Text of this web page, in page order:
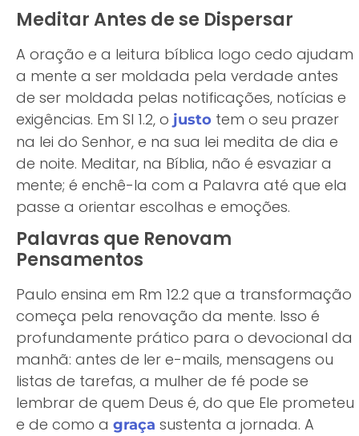
Meditar Antes de se Dispersar
A oração e a leitura bíblica logo cedo ajudam
a mente a ser moldada pela verdade antes
de ser moldada pelas notificações, notícias e
exigências. Em Sl 1.2, o justo tem o seu prazer
na lei do Senhor, e na sua lei medita de dia e
de noite. Meditar, na Bíblia, não é esvaziar a
mente; é enchê-la com a Palavra até que ela
passe a orientar escolhas e emoções.
Palavras que Renovam
Pensamentos
Paulo ensina em Rm 12.2 que a transformação
começa pela renovação da mente. Isso é
profundamente prático para o devocional da
manhã: antes de ler e-mails, mensagens ou
listas de tarefas, a mulher de fé pode se
lembrar de quem Deus é, do que Ele prometeu
e de como a graça sustenta a jornada. A